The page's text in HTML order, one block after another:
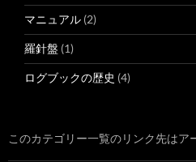
マニュアル (2)
羅針盤 (1)
ログブックの歴史 (4)
このカテゴリー一覧のリンク先はア